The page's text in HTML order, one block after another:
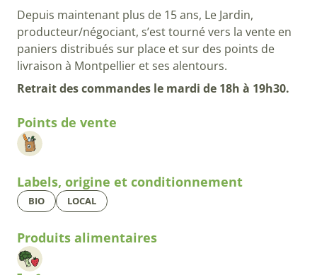
Depuis maintenant plus de 15 ans, Le Jardin,
producteur/négociant, s’est tourné vers la vente en
paniers distribués sur place et sur des points de
livraison à Montpellier et ses alentours.
Retrait des commandes le mardi de 18h à 19h30.
Points de vente
Labels, origine et conditionnement
BIO LOCAL
Produits alimentaires